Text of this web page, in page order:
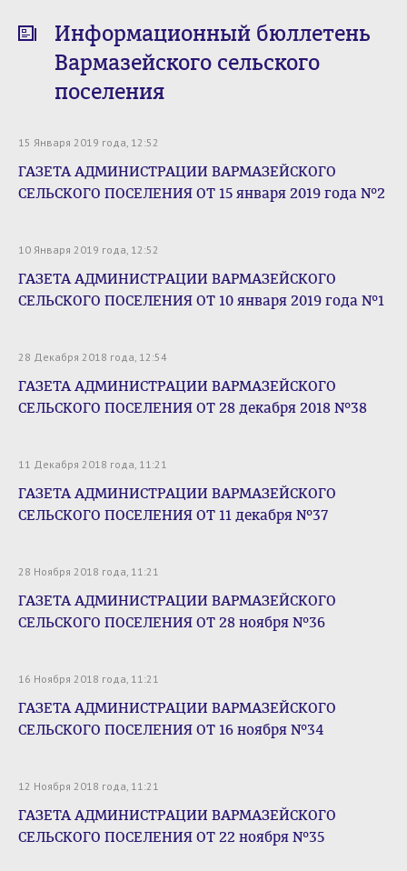
Информационный бюллетень
Вармазейского сельского
поселения
15 Января 2019 года, 12:52
ГАЗЕТА АДМИНИСТРАЦИИ ВАРМАЗЕЙСКОГО
СЕЛЬСКОГО ПОСЕЛЕНИЯ ОТ 15 января 2019 года №2
10 Января 2019 года, 12:52
ГАЗЕТА АДМИНИСТРАЦИИ ВАРМАЗЕЙСКОГО
СЕЛЬСКОГО ПОСЕЛЕНИЯ ОТ 10 января 2019 года №1
28 Декабря 2018 года, 12:54
ГАЗЕТА АДМИНИСТРАЦИИ ВАРМАЗЕЙСКОГО
СЕЛЬСКОГО ПОСЕЛЕНИЯ ОТ 28 декабря 2018 №38
11 Декабря 2018 года, 11:21
ГАЗЕТА АДМИНИСТРАЦИИ ВАРМАЗЕЙСКОГО
СЕЛЬСКОГО ПОСЕЛЕНИЯ ОТ 11 декабря №37
28 Ноября 2018 года, 11:21
ГАЗЕТА АДМИНИСТРАЦИИ ВАРМАЗЕЙСКОГО
СЕЛЬСКОГО ПОСЕЛЕНИЯ ОТ 28 ноября №36
16 Ноября 2018 года, 11:21
ГАЗЕТА АДМИНИСТРАЦИИ ВАРМАЗЕЙСКОГО
СЕЛЬСКОГО ПОСЕЛЕНИЯ ОТ 16 ноября №34
12 Ноября 2018 года, 11:21
ГАЗЕТА АДМИНИСТРАЦИИ ВАРМАЗЕЙСКОГО
СЕЛЬСКОГО ПОСЕЛЕНИЯ ОТ 22 ноября №35